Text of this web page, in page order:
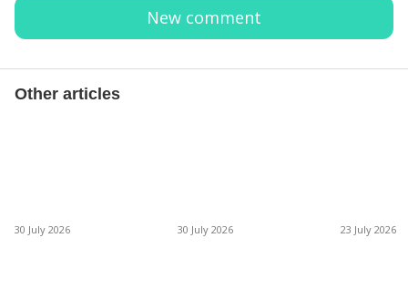
New comment
Other articles
30 July 2026 30 July 2026 23 July 2026